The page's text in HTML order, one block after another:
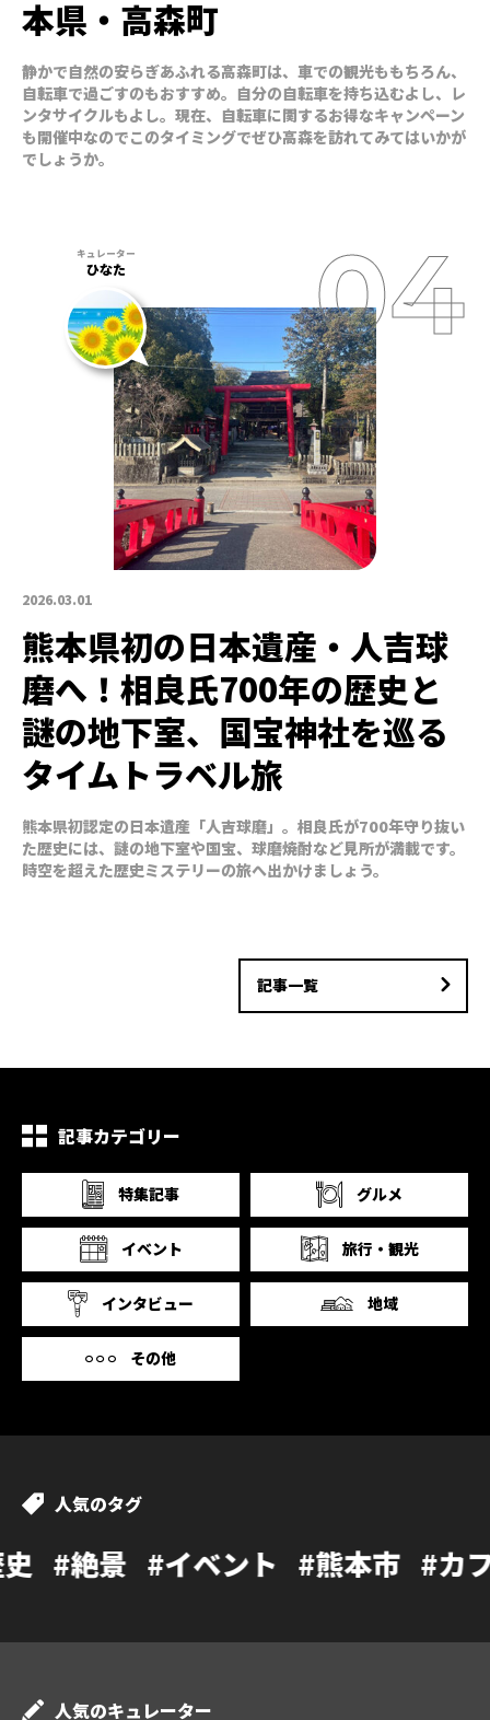
本県・高森町
静かで自然の安らぎあふれる高森町は、車での観光ももちろん、
自転車で過ごすのもおすすめ。自分の自転車を持ち込むよし、レ
ンタサイクルもよし。現在、自転車に関するお得なキャンペーン
も開催中なのでこのタイミングでぜひ高森を訪れてみてはいかが
でしょうか。
2026.03.01
ひなた
熊本県初の日本遺産・人吉球
磨へ！相良氏700年の歴史と
謎の地下室、国宝神社を巡る
タイムトラベル旅
熊本県初認定の日本遺産「人吉球磨」。相良氏が700年守り抜い
た歴史には、謎の地下室や国宝、球磨焼酎など見所が満載です。
時空を超えた歴史ミステリーの旅へ出かけましょう。
記事一覧
記事カテゴリー
特集記事 グルメ
イベント 旅行・観光
インタビュー 地域
その他
人気のタグ
イベント #熊本市 #カフェ #温泉
人気のキュレーター